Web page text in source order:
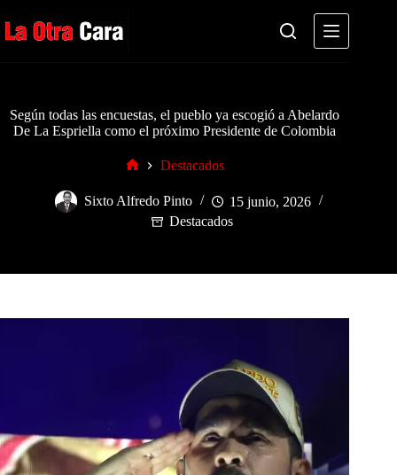
al
contenido
Según todas las encuestas, el pueblo ya escogió a Abelardo
De La Espriella como el próximo Presidente de Colombia
Destacados
Sixto Alfredo Pinto
15 junio, 2026
Destacados